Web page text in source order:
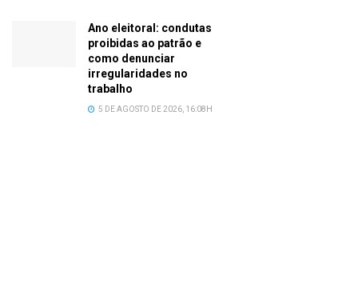
Ano eleitoral: condutas
proibidas ao patrão e
como denunciar
irregularidades no
trabalho
5 DE AGOSTO DE 2026, 16:08H